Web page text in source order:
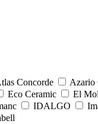
Concorde Azario
Eco Ceramic El
IDALGO